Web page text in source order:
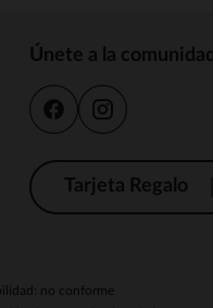
Únete a la comunidad
Tarjeta Regalo
no conforme